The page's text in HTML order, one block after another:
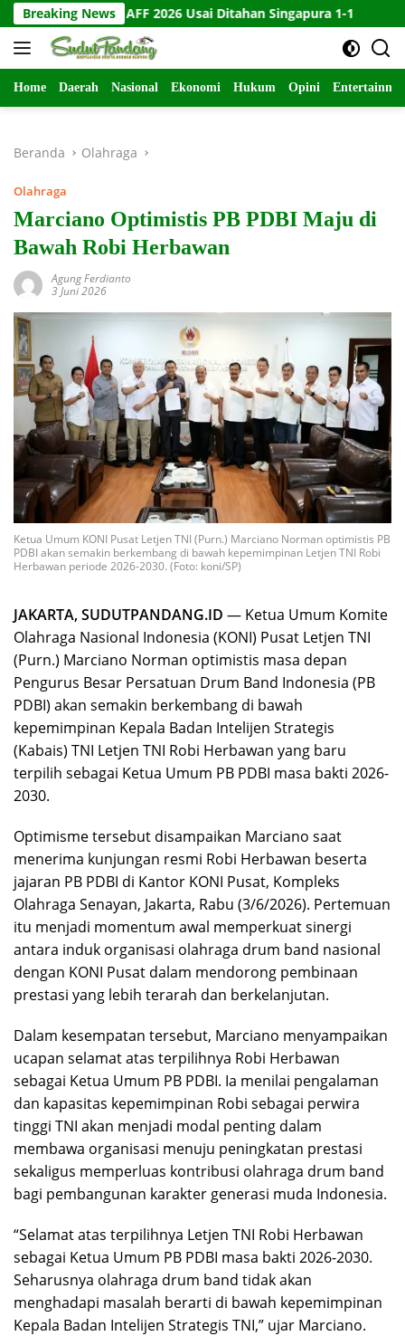
Langsung
ke
konten
Breaking News
AFF 2026 Usai Ditahan Singapura 1-1 10 Kartu
Home Daerah Nasional Ekonomi Hukum Opini
Beranda Olahraga
Olahraga
Marciano Optimistis PB PDBI Maju di
Bawah Robi Herbawan
Agung Ferdianto
3 Juni 2026
Ketua Umum KONI Pusat Letjen TNI (Purn.) Marciano Norman optimistis PB
PDBI akan semakin berkembang di bawah kepemimpinan Letjen TNI Robi
Herbawan periode 2026-2030. (Foto: koni/SP)
JAKARTA, SUDUTPANDANG.ID — Ketua Umum Komite
Olahraga Nasional Indonesia (KONI) Pusat Letjen TNI
(Purn.) Marciano Norman optimistis masa depan
Pengurus Besar Persatuan Drum Band Indonesia (PB
PDBI) akan semakin berkembang di bawah
kepemimpinan Kepala Badan Intelijen Strategis
(Kabais) TNI Letjen TNI Robi Herbawan yang baru
terpilih sebagai Ketua Umum PB PDBI masa bakti 2026-
2030.
Optimisme tersebut disampaikan Marciano saat
menerima kunjungan resmi Robi Herbawan beserta
jajaran PB PDBI di Kantor KONI Pusat, Kompleks
Olahraga Senayan, Jakarta, Rabu (3/6/2026). Pertemuan
itu menjadi momentum awal memperkuat sinergi
antara induk organisasi olahraga drum band nasional
dengan KONI Pusat dalam mendorong pembinaan
prestasi yang lebih terarah dan berkelanjutan.
Dalam kesempatan tersebut, Marciano menyampaikan
ucapan selamat atas terpilihnya Robi Herbawan
sebagai Ketua Umum PB PDBI. Ia menilai pengalaman
dan kapasitas kepemimpinan Robi sebagai perwira
tinggi TNI akan menjadi modal penting dalam
membawa organisasi menuju peningkatan prestasi
sekaligus memperluas kontribusi olahraga drum band
bagi pembangunan karakter generasi muda Indonesia.
“Selamat atas terpilihnya Letjen TNI Robi Herbawan
sebagai Ketua Umum PB PDBI masa bakti 2026-2030.
Seharusnya olahraga drum band tidak akan
menghadapi masalah berarti di bawah kepemimpinan
Kepala Badan Intelijen Strategis TNI,” ujar Marciano.